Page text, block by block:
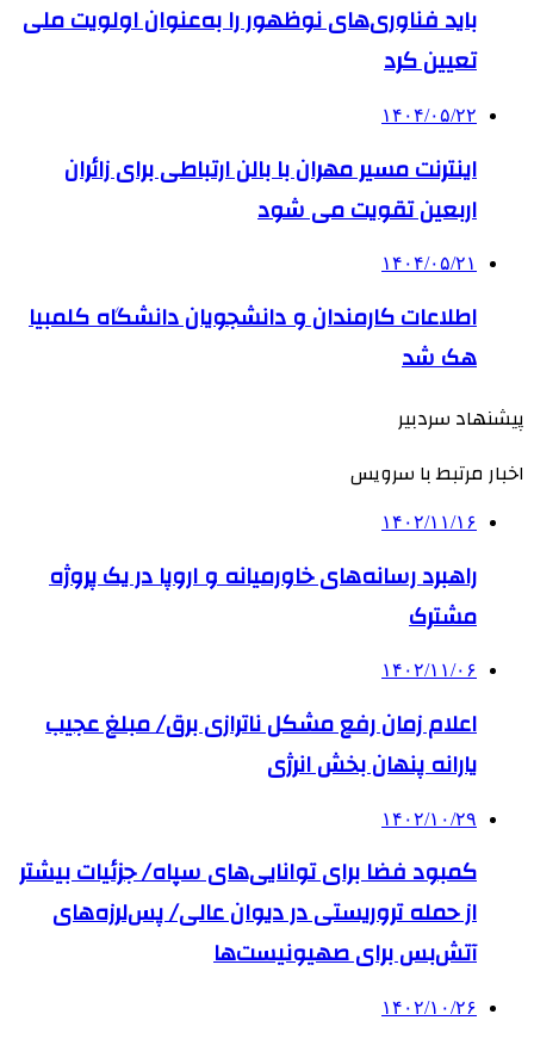
باید فناوری‌های نوظهور را به‌عنوان اولویت ملی
تعیین کرد
۱۴۰۴/۰۵/۲۲
اینترنت مسیر مهران با بالن ارتباطی برای زائران
اربعین تقویت می شود
۱۴۰۴/۰۵/۲۱
اطلاعات کارمندان و دانشجویان دانشگاه کلمبیا
هک شد
پیشنهاد سردبیر
اخبار مرتبط با سرویس
۱۴۰۲/۱۱/۱۶
راهبرد رسانه‌های خاورمیانه و اروپا در یک پروژه
مشترک
۱۴۰۲/۱۱/۰۶
اعلام زمان رفع مشکل ناترازی برق/ مبلغ عجیب
یارانه پنهان بخش انرژی
۱۴۰۲/۱۰/۲۹
کمبود فضا برای توانایی‌های سپاه/ جزئیات بیشتر
از حمله تروریستی در دیوان عالی/ پس‌لرزه‌های
آتش‌بس برای صهیونیست‌ها
۱۴۰۲/۱۰/۲۶